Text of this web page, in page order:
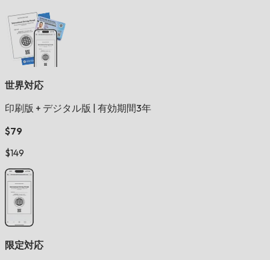
世界対応
印刷版 + デジタル版
有効期間3年
$79
$149
限定対応